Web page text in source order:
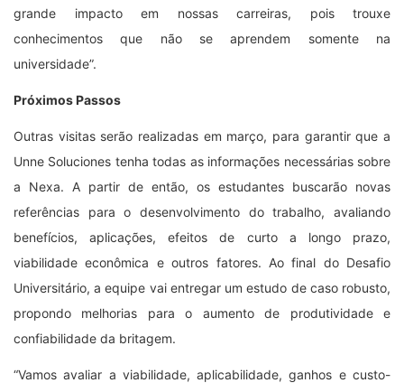
grande impacto em nossas carreiras, pois trouxe
conhecimentos que não se aprendem somente na
universidade”.
Próximos Passos
Outras visitas serão realizadas em março, para garantir que a
Unne Soluciones tenha todas as informações necessárias sobre
a Nexa. A partir de então, os estudantes buscarão novas
referências para o desenvolvimento do trabalho, avaliando
benefícios, aplicações, efeitos de curto a longo prazo,
viabilidade econômica e outros fatores. Ao final do Desafio
Universitário, a equipe vai entregar um estudo de caso robusto,
propondo melhorias para o aumento de produtividade e
confiabilidade da britagem.
“Vamos avaliar a viabilidade, aplicabilidade, ganhos e custo-